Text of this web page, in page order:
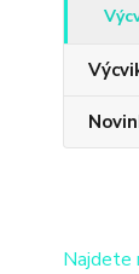
Najdete